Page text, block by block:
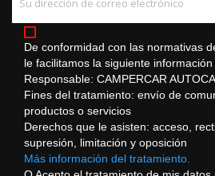
De conformidad con las normativas
le facilitamos la siguiente
Responsable: CAMPERCAR
Fines del tratamiento: envío de
productos o servicios
Derechos que le asisten: acceso,
supresión, limitación y oposición
Más información del tratamiento.